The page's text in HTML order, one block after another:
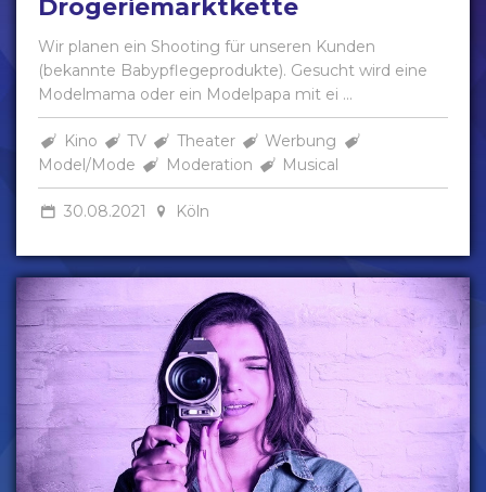
Drogeriemarktkette
Wir planen ein Shooting für unseren Kunden
(bekannte Babypflegeprodukte). Gesucht wird eine
Modelmama oder ein Modelpapa mit ei ...
Kino TV Theater
Werbung
Model/Mode
Moderation Musical
30.08.2021 Köln